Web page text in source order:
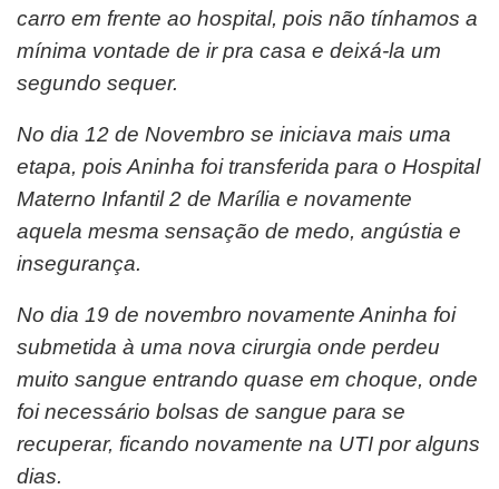
carro em frente ao hospital, pois não tínhamos a
mínima vontade de ir pra casa e deixá-la um
segundo sequer.
No dia 12 de Novembro se iniciava mais uma
etapa, pois Aninha foi transferida para o Hospital
Materno Infantil 2 de Marília e novamente
aquela mesma sensação de medo, angústia e
insegurança.
No dia 19 de novembro novamente Aninha foi
submetida à uma nova cirurgia onde perdeu
muito sangue entrando quase em choque, onde
foi necessário bolsas de sangue para se
recuperar, ficando novamente na UTI por alguns
dias.